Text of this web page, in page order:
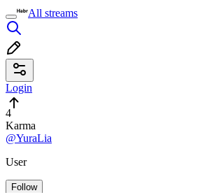
All streams
Login
4
Karma
@YuraLia
User
Follow